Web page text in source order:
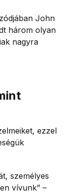
John
három olyan
nagyra
ezzel
személyes
vívunk” –